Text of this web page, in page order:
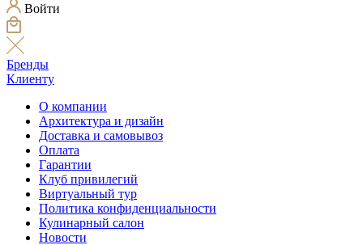
Войти
Бренды
Клиенту
О компании
Архитектура и дизайн
Доставка и самовывоз
Оплата
Гарантии
Клуб привилегий
Виртуальный тур
Политика конфиденциальности
Кулинарный салон
Новости